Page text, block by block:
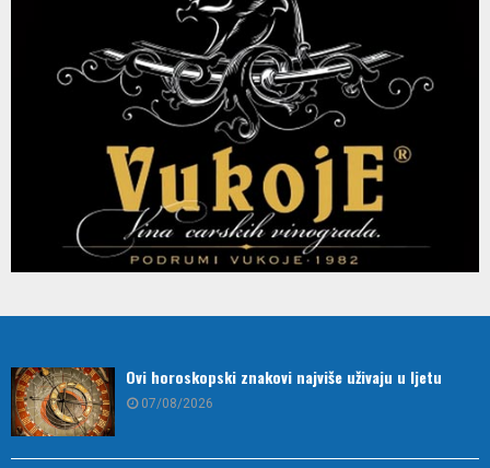
Ovi horoskopski znakovi najviše uživaju u ljetu
07/08/2026